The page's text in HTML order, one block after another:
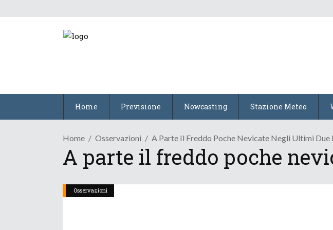
Home Previsione Nowcasting Stazione Meteo
Home Osservazioni A Parte Il Freddo Poche Nevicate Negli Ultimi Due
A parte il freddo poche
Osservazioni